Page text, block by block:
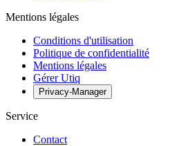
Mentions légales
Conditions d'utilisation
Politique de confidentialité
Mentions légales
Gérer Utiq
Privacy-Manager
Service
Contact